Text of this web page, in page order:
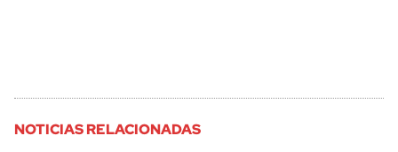
NOTICIAS RELACIONADAS